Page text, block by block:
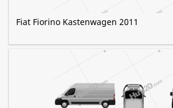
Fiat Fiorino Kastenwagen 2011